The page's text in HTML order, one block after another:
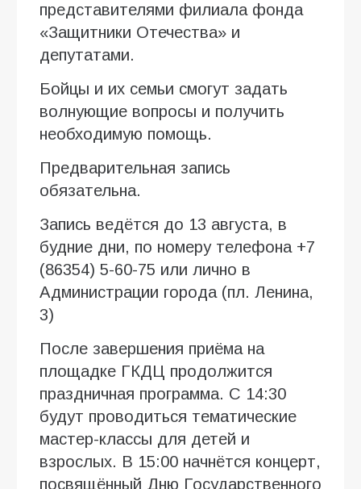
представителями филиала фонда
«Защитники Отечества» и
депутатами.
Бойцы и их семьи смогут задать
волнующие вопросы и получить
необходимую помощь.
Предварительная запись
обязательна.
Запись ведётся до 13 августа, в
будние дни, по номеру телефона +7
(86354) 5-60-75 или лично в
Администрации города (пл. Ленина,
3)
После завершения приёма на
площадке ГКДЦ продолжится
праздничная программа. С 14:30
будут проводиться тематические
мастер-классы для детей и
взрослых. В 15:00 начнётся концерт,
посвящённый Дню Государственного